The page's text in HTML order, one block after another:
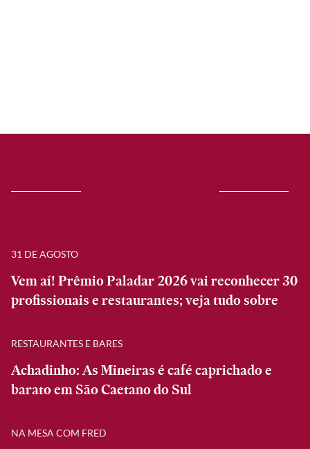
31 DE AGOSTO
Vem aí! Prêmio Paladar 2026 vai reconhecer 30
profissionais e restaurantes; veja tudo sobre
RESTAURANTES E BARES
Achadinho: As Mineiras é café caprichado e
barato em São Caetano do Sul
NA MESA COM FRED